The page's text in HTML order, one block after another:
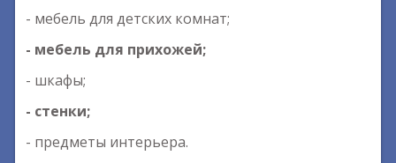
- мебель для детских комнат;
- мебель для прихожей;
- шкафы;
- стенки;
- предметы интерьера.